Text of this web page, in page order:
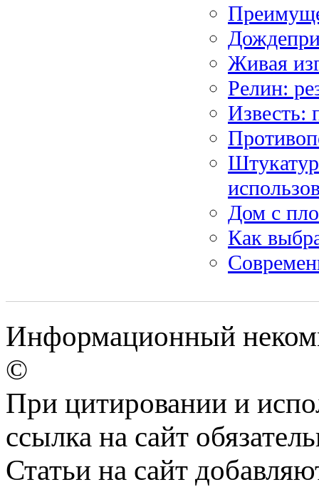
Живая
Релин:
Известь:
Дом с
Как
Информационный
©
При цитировании и
ссылка на сайт
Статьи на сайт